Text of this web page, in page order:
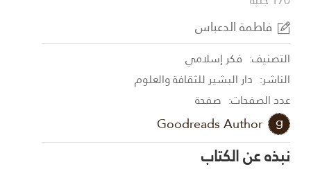
فاطمة الدعباس
التصنيف: فكر إسلامي
الناشر: دار البشير للثقافة والعلوم
عدد الصفحات: صفحة
Goodreads Author
نبذه عن الكتاب